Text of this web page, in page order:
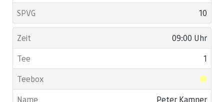
10
09:00 Uhr
1
Peter Kamner